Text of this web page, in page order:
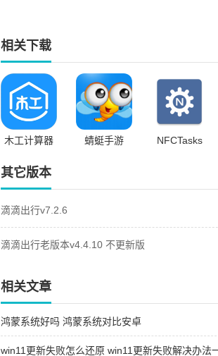
相关下载
木工计算器 蜻蜓手游 NFCTasks
其它版本
滴滴出行v7.2.6
滴滴出行老版本v4.4.10 不更新版
相关文章
鸿蒙系统好吗 鸿蒙系统对比安卓
win11更新失败怎么还原 win11更新失败解决办法